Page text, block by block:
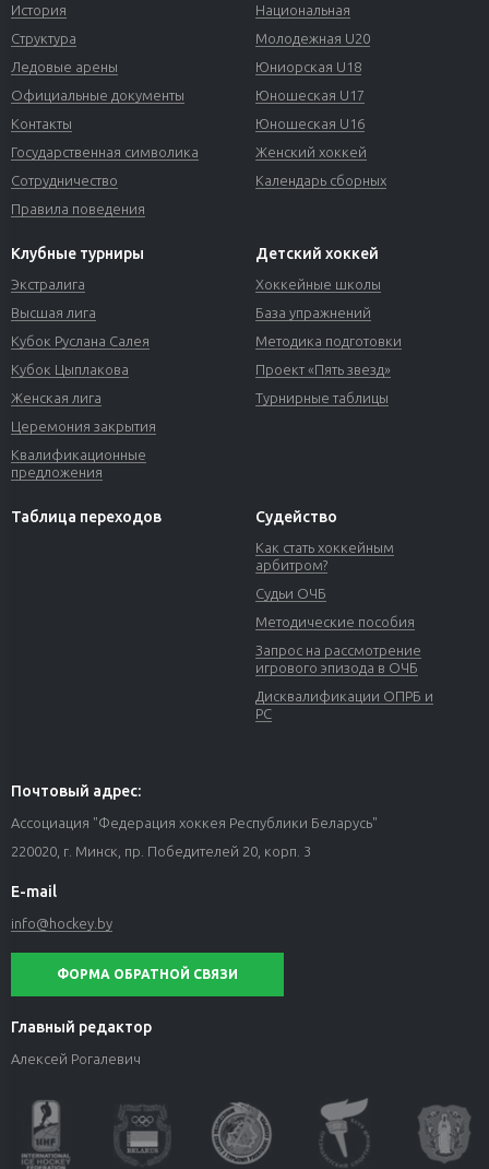
История
Структура
Ледовые арены
Официальные документы
Контакты
Государственная символика
Сотрудничество
Правила поведения
Национальная
Молодежная U20
Юниорская U18
Юношеская U17
Юношеская U16
Женский хоккей
Календарь сборных
Клубные турниры
Экстралига
Высшая лига
Кубок Руслана Салея
Кубок Цыплакова
Женская лига
Церемония закрытия
Квалификационные
предложения
Детский хоккей
Хоккейные школы
База упражнений
Методика подготовки
Проект «Пять звезд»
Турнирные таблицы
Таблица переходов Судейство
Как стать хоккейным
арбитром?
Судьи ОЧБ
Методические пособия
Запрос на рассмотрение
игрового эпизода в ОЧБ
Дисквалификации ОПРБ и
РС
Почтовый адрес:
Ассоциация "Федерация хоккея Республики Беларусь"
220020, г. Минск, пр. Победителей 20, корп. 3
E-mail
info@hockey.by
ФОРМА ОБРАТНОЙ СВЯЗИ
Главный редактор
Алексей Рогалевич